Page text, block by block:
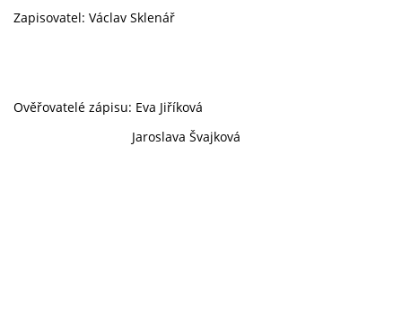
Zapisovatel: Václav Sklenář
Ověřovatelé zápisu: Eva Jiříková
Jaroslava Švajková